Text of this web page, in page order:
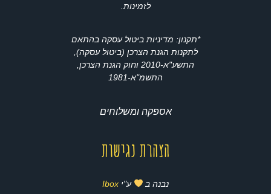
לזמינות.
*תקנון: מדיניות ביטול עסקה בהתאם
לתקנות הגנת הצרכן (ביטול עסקה),
התשע"א-2010 וחוק הגנת הצרכן,
התשמ"א-1981
אספקה ומשלוחים
הצהרת נגישות
נבנה ב ע"יIbox